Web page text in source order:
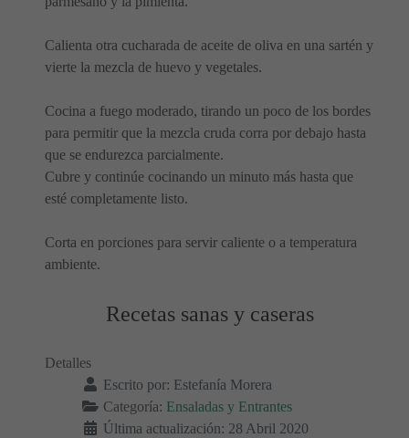
Calienta otra cucharada de aceite de oliva en una sartén y
vierte la mezcla de huevo y vegetales.
Cocina a fuego moderado, tirando un poco de los bordes
para permitir que la mezcla cruda corra por debajo hasta
que se endurezca parcialmente.
Cubre y continúe cocinando un minuto más hasta que
esté completamente listo.
Corta en porciones para servir caliente o a temperatura
ambiente.
Recetas sanas y caseras
Detalles
Escrito por: Estefanía Morera
Categoría: Ensaladas y Entrantes
Última actualización: 28 Abril 2020